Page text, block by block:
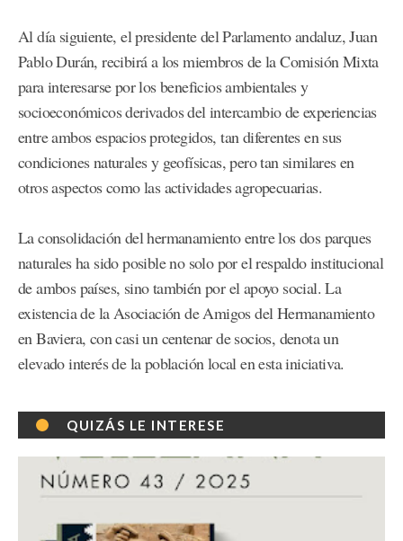
Al día siguiente, el presidente del Parlamento andaluz, Juan
Pablo Durán, recibirá a los miembros de la Comisión Mixta
para interesarse por los beneficios ambientales y
socioeconómicos derivados del intercambio de experiencias
entre ambos espacios protegidos, tan diferentes en sus
condiciones naturales y geofísicas, pero tan similares en
otros aspectos como las actividades agropecuarias.
La consolidación del hermanamiento entre los dos parques
naturales ha sido posible no solo por el respaldo institucional
de ambos países, sino también por el apoyo social. La
existencia de la Asociación de Amigos del Hermanamiento
en Baviera, con casi un centenar de socios, denota un
elevado interés de la población local en esta iniciativa.
QUIZÁS LE INTERESE